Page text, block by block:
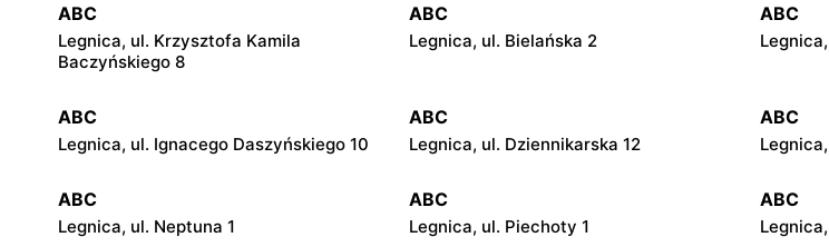
ABC
Legnica, ul. Krzysztofa Kamila
Baczyńskiego 8
ABC
Legnica, ul. Bielańska 2
ABC
ABC
Legnica, ul. Ignacego Daszyńskiego 10
ABC
Legnica, ul. Dziennikarska 12
ABC
ABC
Legnica, ul. Neptuna 1
ABC
Legnica, ul. Piechoty 1
ABC